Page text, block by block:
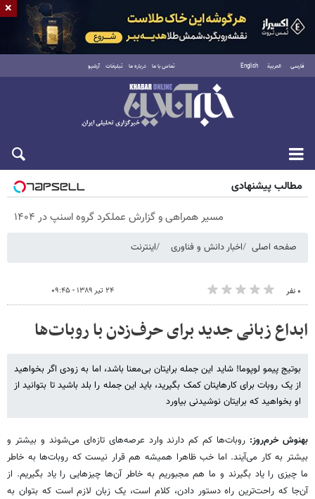
فارسی العربية English تماس با ما درباره ما تبلیغات آرشیو
شنبه ۱۷ مرداد ۱۴۰۵
مطالب پیشنهادی
مسیر همراهی و گزارش عملکرد گروه اسنپ در ۱۴۰۴
صفحه اصلی اخبار دانش و فناوری اینترنت
۰ نفر ۲۴ تیر ۱۳۸۹ - ۰۹:۴۵
ابداع زبانی جدید برای حرف‌زدن با روبات‌ها
بوتیج پیمو لوپوما! شاید این جمله برایتان بی‌معنا باشد، ‌اما به زودی اگر بخواهید
از یک روبات برای کارهایتان کمک بگیرید، باید این جمله را بلد باشید تا بتوانید از
او بخواهید که برایتان نوشیدنی بیاورد
بهنوش خرم‌روز: روبات‌ها کم کم دارند وارد عرصه‌های تازه‌ای می‌شوند و بیشتر و
بیشتر به کار می‌‌آیند. اما خب ظاهرا همیشه هم قرار نیست که روبات‌‌ها به خاطر
ما چیزی را یاد بگیرند و ما هم مجبوریم به خاطر آن‌ها چیزهایی را یاد بگیریم. از
آن‌جا که راحت‌ترین راه دستور دادن، کلام است، یک زبان لازم است که بتوان به
×